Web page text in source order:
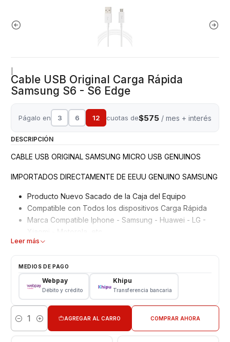
Cable USB Original Carga Rápida
Samsung S6 - S6 Edge
Págalo en 3 6 12 cuotas de$575 / mes + interés
DESCRIPCIÓN
CABLE USB ORIGINAL SAMSUNG MICRO USB GENUINOS
IMPORTADOS DIRECTAMENTE DE EEUU GENUINO SAMSUNG
Producto Nuevo Sacado de la Caja del Equipo
Compatible con Todos los dispositivos Carga Rápida
Marca Compatible Iphone - Samsung - Huawei - LG -
Xiaomi - Motorola, etc
Garantizados 6 meses
Características:
Cable
Cable Micro Usb Original Samsung
Color Blanco
Longitud 1 Metro
Leer más
MEDIOS DE PAGO
Webpay
Débito y crédito
Khipu
Transferencia bancaria
Cantidad
AGREGAR AL CARRO COMPRAR AHORA